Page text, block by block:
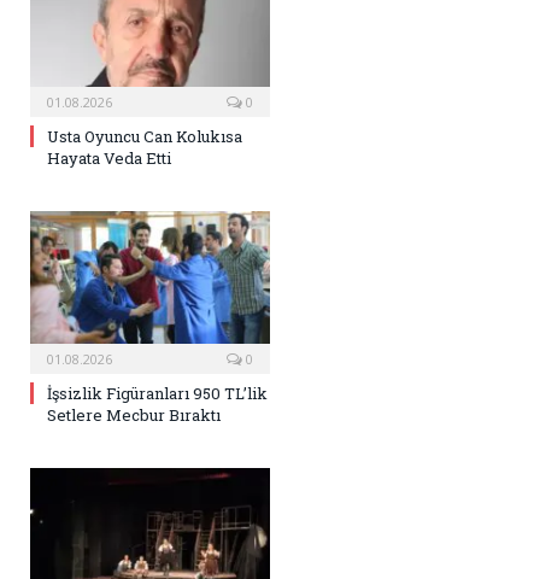
01.08.2026 0
Usta Oyuncu Can Kolukısa
Hayata Veda Etti
01.08.2026 0
İşsizlik Figüranları 950 TL’lik
Setlere Mecbur Bıraktı